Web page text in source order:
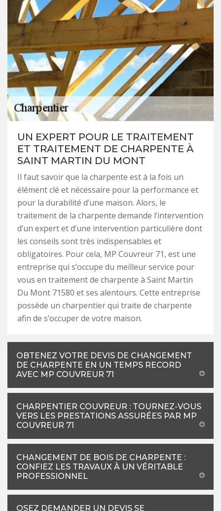
UN EXPERT POUR LE TRAITEMENT
ET TRAITEMENT DE CHARPENTE À
SAINT MARTIN DU MONT
Il faut savoir que la charpente est à la fois un
élément clé et nécessaire pour la performance et
pour la durabilité d’une maison. Alors, le
traitement de la charpente demande l’intervention
d’un expert et d’une intervention particulière dont
les conseils sont très indispensables et
obligatoires. Pour cela, MP Couvreur 71, est une
entreprise qui s’occupe du meilleur service pour
vous en traitement de charpente à Saint Martin
Du Mont 71580 et ses alentours. Cette entreprise
possède un charpentier qui traite de charpente
afin de s’occuper de votre maison.
OBTENEZ VOTRE DEVIS DE CHANGEMENT
DE CHARPENTE EN UN TEMPS RECORD
AVEC MP COUVREUR 71
CHARPENTIER COUVREUR : TOURNEZ-VOUS
VERS LES PRESTATIONS ASSURÉES PAR MP
COUVREUR 71
CHANGEMENT DE BOIS DE CHARPENTE :
CONFIEZ LES TRAVAUX À UN VÉRITABLE
PROFESSIONNEL
OSEZ DEMANDER UN DEVIS SE